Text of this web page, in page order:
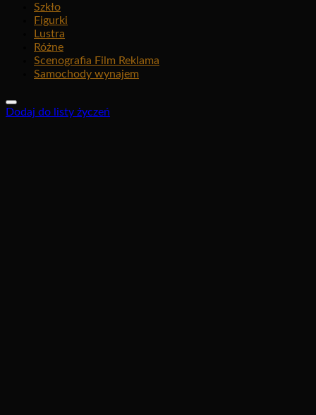
Szkło
Figurki
Lustra
Różne
Scenografia Film Reklama
Samochody wynajem
Dodaj do listy życzeń